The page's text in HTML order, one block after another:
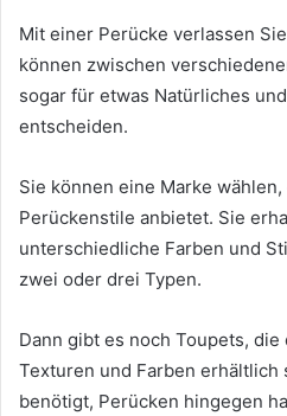
Mit einer Perücke verlassen
können zwischen
sogar für etwas Natürliches
entscheiden.
Sie können eine Marke
Perückenstile anbietet. Sie
unterschiedliche Farben und
zwei oder drei Typen.
Dann gibt es noch Toupets,
Texturen und Farben
benötigt, Perücken hingegen